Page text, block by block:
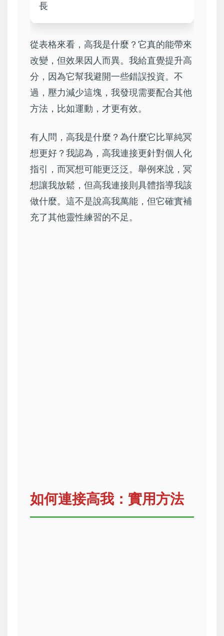
長
從表格來看，高我是什麼？它真的能帶來
改變，但效果因人而異。我給直覺提升高
分，因為它幫我避開一些錯誤投資。不
過，壓力減少這塊，我發現需要配合其他
方法，比如運動，才更有效。
有人問，高我是什麼？為什麼它比單純冥
想更好？我認為，高我連接更針對個人化
指引，而冥想可能更泛泛。舉例來說，冥
想讓我放鬆，但高我連接則具體指導我該
做什麼。這不是說高我萬能，但它確實補
充了其他靈性練習的不足。
如何連接高我：實用方法